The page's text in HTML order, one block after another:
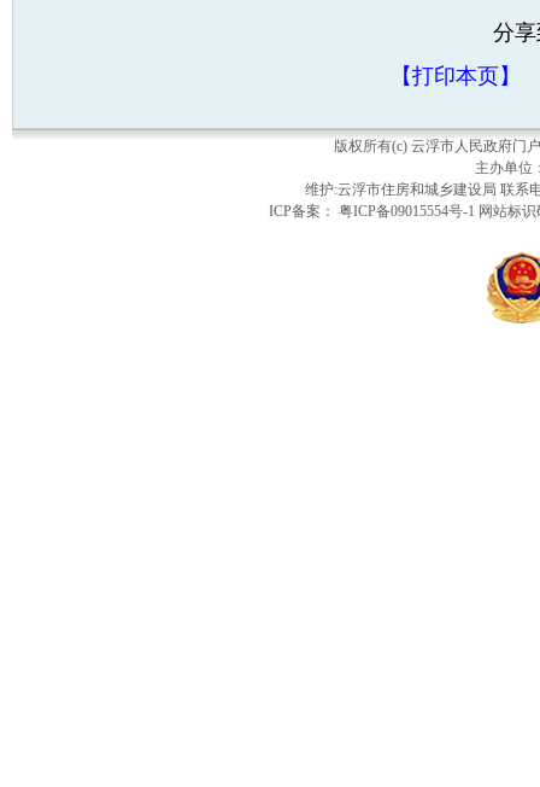
分
【打印本页】
版权所有(c) 云浮市人民政府
主办单
维护:云浮市住房和城乡建设局 联系
ICP备案： 粤ICP备09015554号-1 网站标